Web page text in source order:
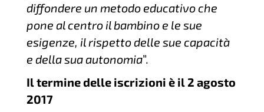
diffondere un metodo educativo che
pone al centro il bambino e le sue
esigenze, il rispetto delle sue capacità
e della sua autonomia”.
Il termine delle iscrizioni è il 2 agosto
2017